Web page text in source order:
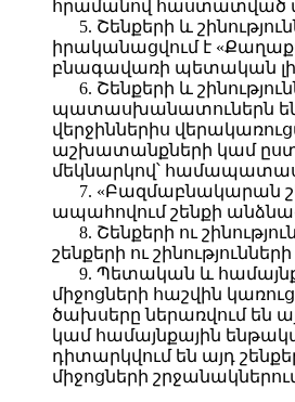
հրամանով հաստատված
5. Շենքերի և
իրականացվում է
բնագավառի պետական
6. Շենքերի և
պատասխանատուներն են:
վերջիններիս
աշխատանքների կամ ըստ
մեկնարկով՝
7. «Բազմաբնակարան
ապահովում շենքի
8. Շենքերի ու
շենքերի ու
9. Պետական և
միջոցների հաշվին
ծախսերը ներառվում են
կամ համայնքային
դիտարկվում են այդ
միջոցների